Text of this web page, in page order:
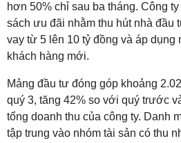
hơn 50% chỉ sau ba tháng. Công
sách ưu đãi nhằm thu hút nhà đầu
vay từ 5 lên 10 tỷ đồng và áp dụng
khách hàng mới.
Mảng đầu tư đóng góp khoảng
quý 3, tăng 42% so với quý trước
tổng doanh thu của công ty. Danh
tập trung vào nhóm tài sản có thu